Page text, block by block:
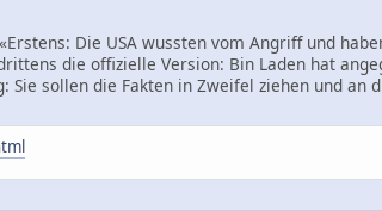
Die USA wussten vom Angriff und
die offizielle Version: Bin Laden hat
sollen die Fakten in Zweifel ziehen und an